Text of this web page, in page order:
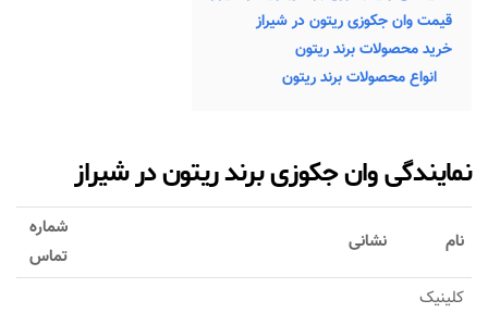
قیمت وان جکوزی ریتون در شیراز
خرید محصولات برند ریتون
انواع محصولات برند ریتون
نمایندگی وان جکوزی برند ریتون در شیراز
نام نشانی
شماره
تماس
کلینیک